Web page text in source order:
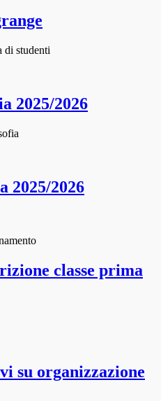
di studenti
2025/2026
2025/2026
classe prima
su organizzazione